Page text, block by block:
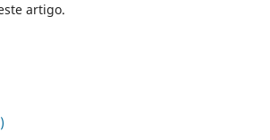
artigo.